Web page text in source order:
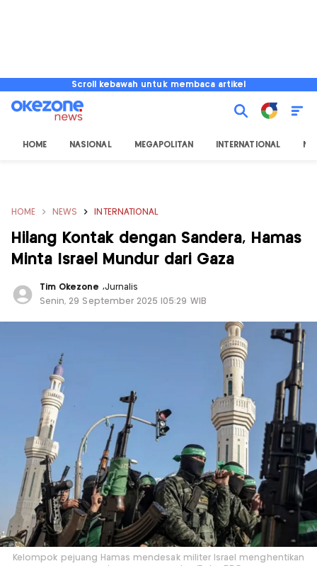
Scroll kebawah untuk membaca artikel
HOME NASIONAL MEGAPOLITAN INTERNATIONAL
HOME NEWS INTERNATIONAL
Hilang Kontak dengan Sandera, Hamas
Minta Israel Mundur dari Gaza
Tim Okezone ,Jurnalis
Senin, 29 September 2025 |05:29 WIB
Kelompok pejuang Hamas mendesak militer Israel menghentikan